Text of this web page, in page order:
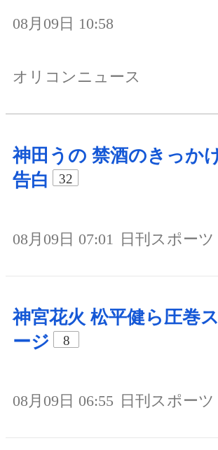
08月09日 10:58
オリコンニュース
神田うの 禁酒のきっか
告白
32
08月09日 07:01 日刊スポーツ
神宮花火 松平健ら圧巻
ージ
8
08月09日 06:55 日刊スポーツ